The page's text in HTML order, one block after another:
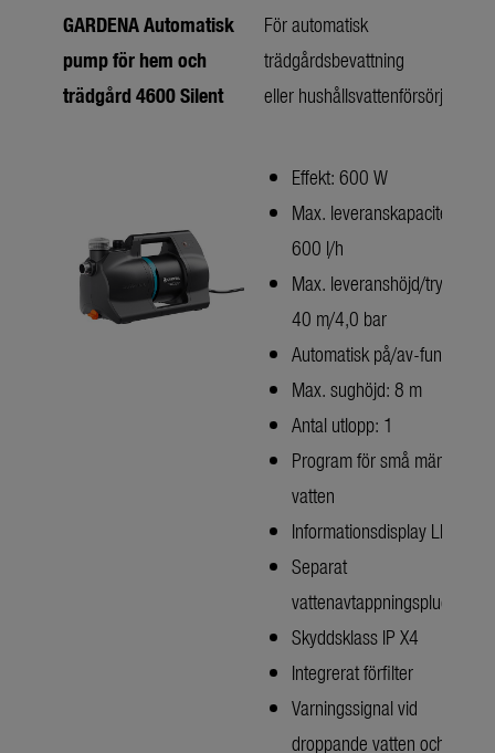
GARDENA Automatisk
pump för hem och
trädgård 4600 Silent
För automatisk
trädgårdsbevattning
eller hushållsvattenförsörjning
Effekt: 600 W
Max. leveranskapacitet: 4
600 l/h
Max. leveranshöjd/tryck:
40 m/4,0 bar
Automatisk på/av-funktion
Max. sughöjd: 8 m
Antal utlopp: 1
Program för små mängder
vatten
Informationsdisplay LED
Separat
vattenavtappningsplugg
Skyddsklass IP X4
Integrerat förfilter
Varningssignal vid
droppande vatten och